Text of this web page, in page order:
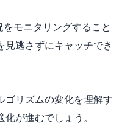
モニタリングすること
見逃さずにキャッチでき
ゴリズムの変化を理解す
が進むでしょう。